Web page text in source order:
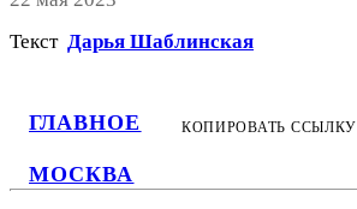
ГЛАВНОЕ
МОСКВА
Текст Дарья Шаблинская
КОПИРОВАТЬ ССЫЛКУ